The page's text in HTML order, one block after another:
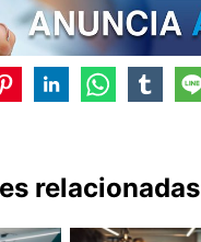
relacionadas